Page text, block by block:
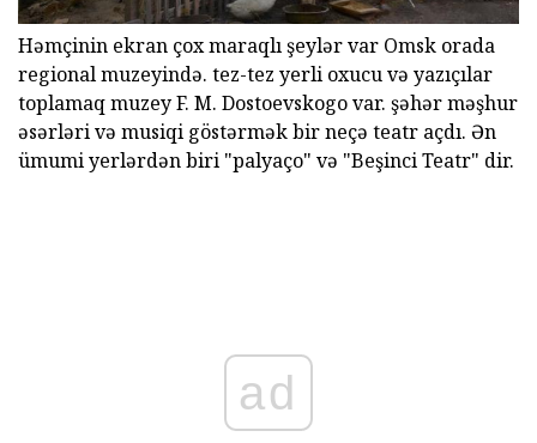
Həmçinin ekran çox maraqlı şeylər var Omsk orada
regional muzeyində. tez-tez yerli oxucu və yazıçılar
toplamaq muzey F. M. Dostoevskogo var. şəhər məşhur
əsərləri və musiqi göstərmək bir neçə teatr açdı. Ən
ümumi yerlərdən biri "palyaço" və "Beşinci Teatr" dir.
ad